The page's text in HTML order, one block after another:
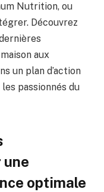
Nutrition, ou
Découvrez
aux
un plan d’action
passionnés du
optimale